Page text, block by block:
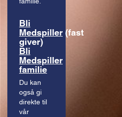
Bli
Medspiller (fast
giver)
Bli
Medspiller
familie
Du kan
også gi
direkte til
vår